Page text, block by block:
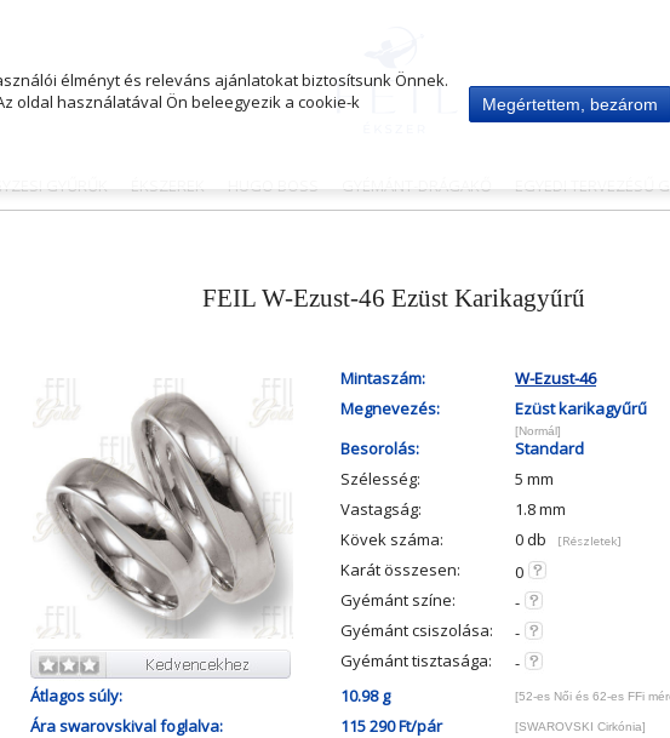
GYŰRŰK ÉKSZEREK HUGO BOSS GYÉMÁNT-DRÁGAKŐ EGYEDI TERVEZÉSŰ
FEIL W-Ezust-46 Ezüst Karikagyűrű
Mintaszám:
W-Ezust-46
Megnevezés:
Ezüst karikagyűrű
[Normál]
Besorolás:
Standard
Szélesség:
5 mm
Vastagság:
1.8 mm
Kövek száma:
0 db [Részletek]
Karát összesen:
0
Gyémánt színe:
-
Gyémánt csiszolása:
-
Gyémánt tisztasága:
-
Átlagos súly:
10.98 g [52-es Női és 62-es FFi
Ára swarovskival foglalva: 115 290 Ft/pár [SWAROVSKI Cirkónia]
élményt és releváns ajánlatokat biztosítsunk Önnek.
oldal használatával Ön beleegyezik a cookie-k
Megértettem, bezárom